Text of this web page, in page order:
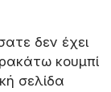
δεν έχει
κουμπί
σελίδα